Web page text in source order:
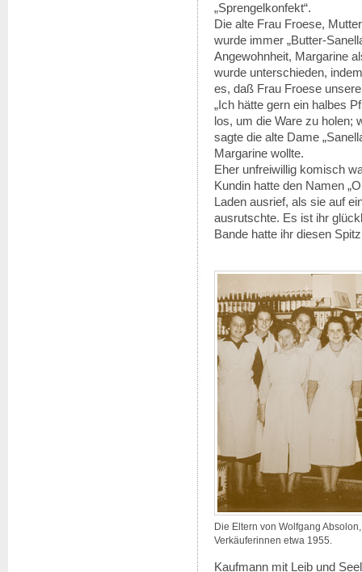
„Sprengelkonfekt“.
Die alte Frau Froese,
wurde immer „Butter-
Angewohnheit, Margarine
wurde unterschieden,
es, daß Frau Froese
„Ich hätte gern ein halbes
los, um die Ware zu holen;
sagte die alte Dame
Margarine wollte.
Eher unfreiwillig komisch
Kundin hatte den Namen
Laden ausrief, als sie auf
ausrutschte. Es ist ihr
Bande hatte ihr diesen
Die Eltern von Wolfgang
Verkäuferinnen etwa 1955.
Kaufmann mit Leib und